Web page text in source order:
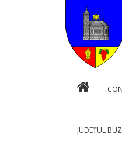
JUDEŢUL